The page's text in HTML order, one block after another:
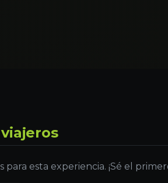
para esta experiencia. ¡Sé el